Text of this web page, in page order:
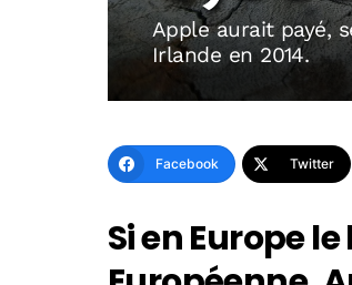
Apple aurait payé,
Irlande en 2014.
Facebook Twitter
Si en Europe